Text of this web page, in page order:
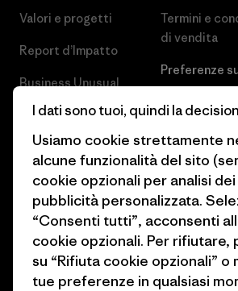
Valori e progetti
Report d’Impatto
Business Unusual
Obiettivi climatici
1% For The Planet
Come finanziamo
Buoni regalo
Trova un negozio
Termini e
di vendita
Preferenze
Lavora con noi
Stampa e
Industry
Programma
Patagonia
I dati sono tuoi, quindi la
Usiamo cookie strettamente
alcune funzionalità del sito
cookie opzionali per analisi
pubblicità personalizzata.
“Consenti tutti”, acconsenti
cookie opzionali. Per rifiutare,
su “Rifiuta cookie opzionali” o
tue preferenze in qualsiasi